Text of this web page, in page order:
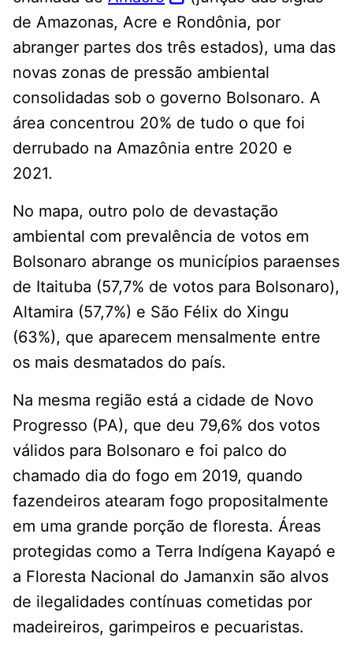
de Amazonas, Acre e Rondônia, por
abranger partes dos três estados), uma das
novas zonas de pressão ambiental
consolidadas sob o governo Bolsonaro. A
área concentrou 20% de tudo o que foi
derrubado na Amazônia entre 2020 e
2021.
No mapa, outro polo de devastação
ambiental com prevalência de votos em
Bolsonaro abrange os municípios paraenses
de Itaituba (57,7% de votos para Bolsonaro),
Altamira (57,7%) e São Félix do Xingu
(63%), que aparecem mensalmente entre
os mais desmatados do país.
Na mesma região está a cidade de Novo
Progresso (PA), que deu 79,6% dos votos
válidos para Bolsonaro e foi palco do
chamado dia do fogo em 2019, quando
fazendeiros atearam fogo propositalmente
em uma grande porção de floresta. Áreas
protegidas como a Terra Indígena Kayapó e
a Floresta Nacional do Jamanxin são alvos
de ilegalidades contínuas cometidas por
madeireiros, garimpeiros e pecuaristas.